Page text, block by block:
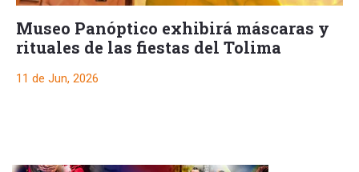
Museo Panóptico exhibirá máscaras y
rituales de las fiestas del Tolima
11 de Jun, 2026